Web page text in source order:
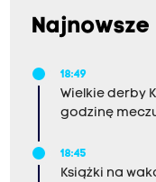
Najnowsze
18:49
Wielkie derby
godzinę meczu
18:45
Książki na